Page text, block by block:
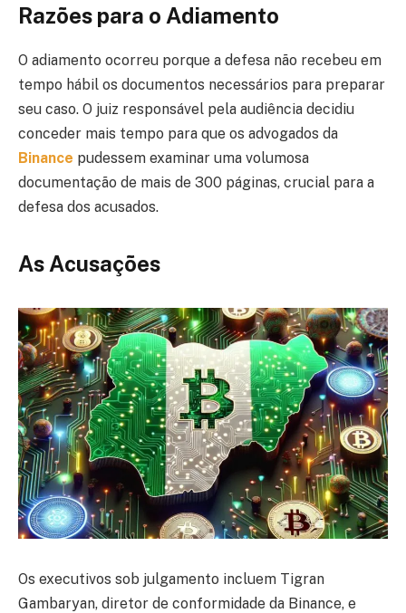
Razões para o Adiamento
O adiamento ocorreu porque a defesa não recebeu em
tempo hábil os documentos necessários para preparar
seu caso. O juiz responsável pela audiência decidiu
conceder mais tempo para que os advogados da
Binance pudessem examinar uma volumosa
documentação de mais de 300 páginas, crucial para a
defesa dos acusados.
As Acusações
Os executivos sob julgamento incluem Tigran
Gambaryan, diretor de conformidade da Binance, e